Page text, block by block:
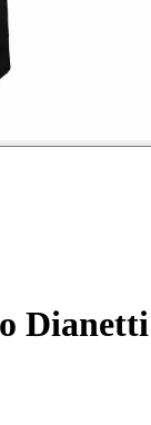
Dianetti